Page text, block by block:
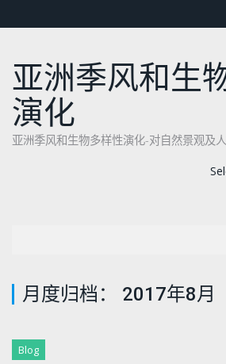
亚洲季风和生
演化
亚洲季风和生物多样性演化-对自然景观及
月度归档： 2017年8月
Blog